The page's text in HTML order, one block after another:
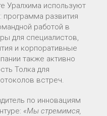
Уралхима используют
развития
работой в
для специалистов,
и корпоративные
также активно
Толка для
встреч.
по инновациям
«Мы стремимся,